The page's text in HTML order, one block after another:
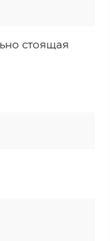
стоящая